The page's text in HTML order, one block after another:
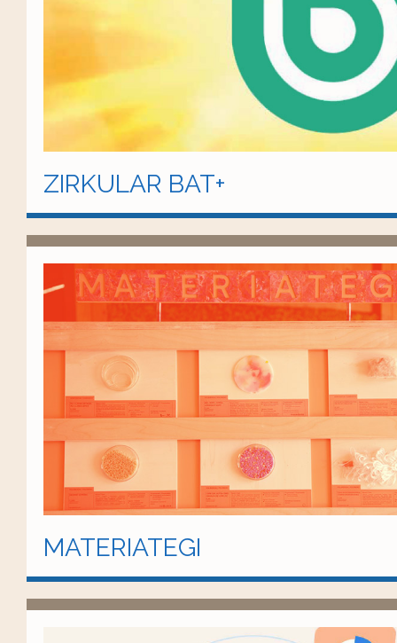
ZIRKULAR BAT+
MATERIATEGI